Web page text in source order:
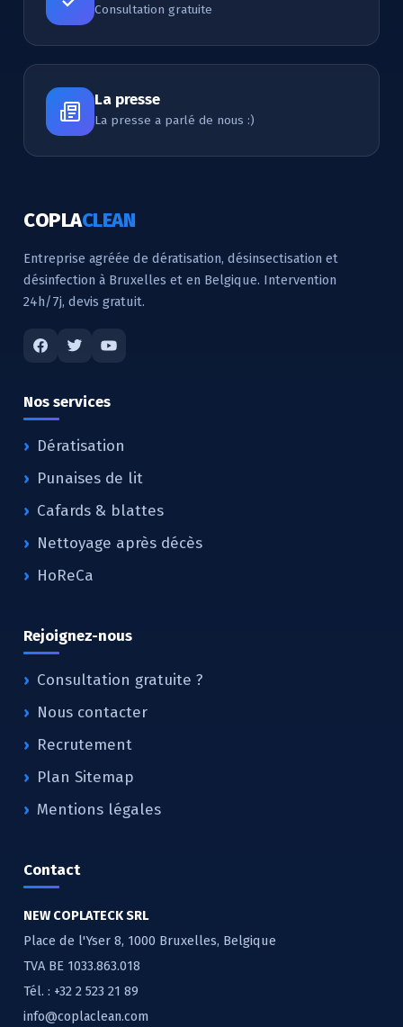
Consultation gratuite
La presse
La presse a parlé de nous :)
COPLACLEAN
Entreprise agréée de dératisation, désinsectisation et
désinfection à Bruxelles et en Belgique. Intervention
24h/7j, devis gratuit.
Nos services
Dératisation
Punaises de lit
Cafards & blattes
Nettoyage après décès
HoReCa
Rejoignez-nous
Consultation gratuite ?
Nous contacter
Recrutement
Plan Sitemap
Mentions légales
Contact
NEW COPLATECK SRL
Place de l'Yser 8, 1000 Bruxelles, Belgique
TVA BE 1033.863.018
Tél. : +32 2 523 21 89
info@coplaclean.com